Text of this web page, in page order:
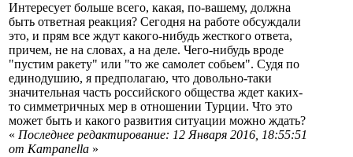
Интересует больше всего, какая, по-вашему, должна
быть ответная реакция? Сегодня на работе обсуждали
это, и прям все ждут какого-нибудь жесткого ответа,
причем, не на словах, а на деле. Чего-нибудь вроде
"пустим ракету" или "то же самолет собьем". Судя по
единодушию, я предполагаю, что довольно-таки
значительная часть российского общества ждет каких-
то симметричных мер в отношении Турции. Что это
может быть и какого развития ситуации можно ждать?
« Последнее редактирование: 12 Января 2016, 18:55:51
от Кampanella »